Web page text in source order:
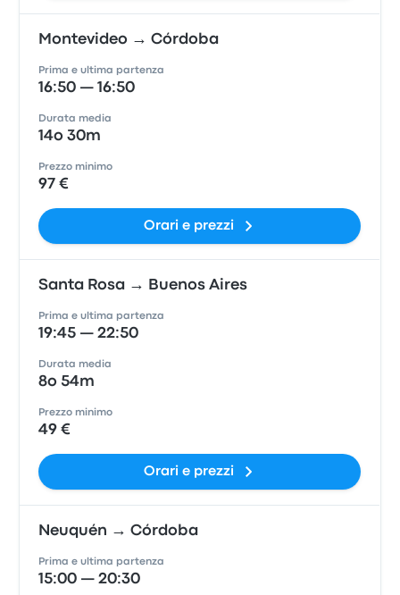
Montevideo → Córdoba
Prima e ultima partenza
16:50 — 16:50
Durata media
14o 30m
Prezzo minimo
97 €
Orari e prezzi
Santa Rosa → Buenos Aires
Prima e ultima partenza
19:45 — 22:50
Durata media
8o 54m
Prezzo minimo
49 €
Orari e prezzi
Neuquén → Córdoba
Prima e ultima partenza
15:00 — 20:30